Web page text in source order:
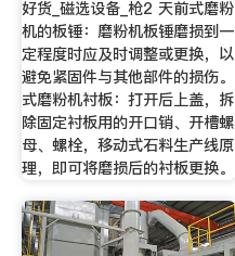
好货_磁选设备_枪2 天前式磨粉
机的板锤：磨粉机板锤磨损到一
定程度时应及时调整或更换，以
避免紧固件与其他部件的损伤。
式磨粉机衬板：打开后上盖，拆
除固定衬板用的开口销、开槽螺
母、螺栓，移动式石料生产线原
理，即可将磨损后的衬板更换。